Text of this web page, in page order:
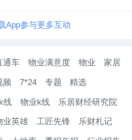
App参与更多互动
通车 物业满意度 物业 家居
频 7*24 专题 精选
线 物业k线 乐居财经研究院
业英雄 工匠先锋 乐财札记